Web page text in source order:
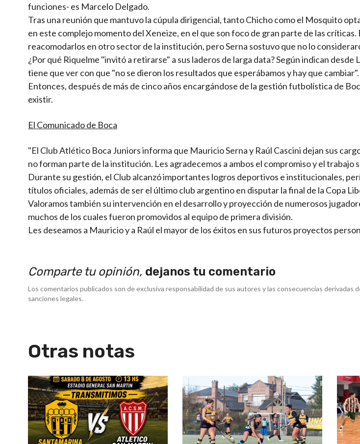
funciones- es Marcelo Delgado.
Tras una reunión que mantuvo la cúpula dirigencial, tanto Chicho como el Mosquito
en este complejo momento del Xeneize, en el que son foco de gran parte de las
reacomodarlos en otro sector de la institución, pero Serna sostuvo que no lo
¿Por qué Riquelme "invitó a retirarse" a sus laderos de larga data? Según indican desde
tiene que ver con que "no se dieron los resultados que esperábamos y hay que cambiar".
Entonces, después de más de cinco años encargándose de la gestión futbolística de
existir.
El Comunicado de Boca
"El Club Atlético Boca Juniors informa que Mauricio Serna y Raúl Cascini dejan sus
no forman parte de la institución. Les agradecemos a ambos el compromiso y el trabajo
Durante su gestión, el Club alcanzó importantes logros deportivos e institucionales,
títulos oficiales, además de ser el último club argentino en disputar la final de la Copa
Valoramos también su intervención en el desarrollo y proyección de numerosos
muchos de los cuales fueron promovidos al equipo de primera división.
Les deseamos a Mauricio y a Raúl el mayor de los éxitos en sus futuros proyectos
Comparte tu opinión, dejanos tu comentario
Los comentarios publicados son de exclusiva responsabilidad de sus autores y las consecuencias derivadas
sanciones legales.
Otras notas